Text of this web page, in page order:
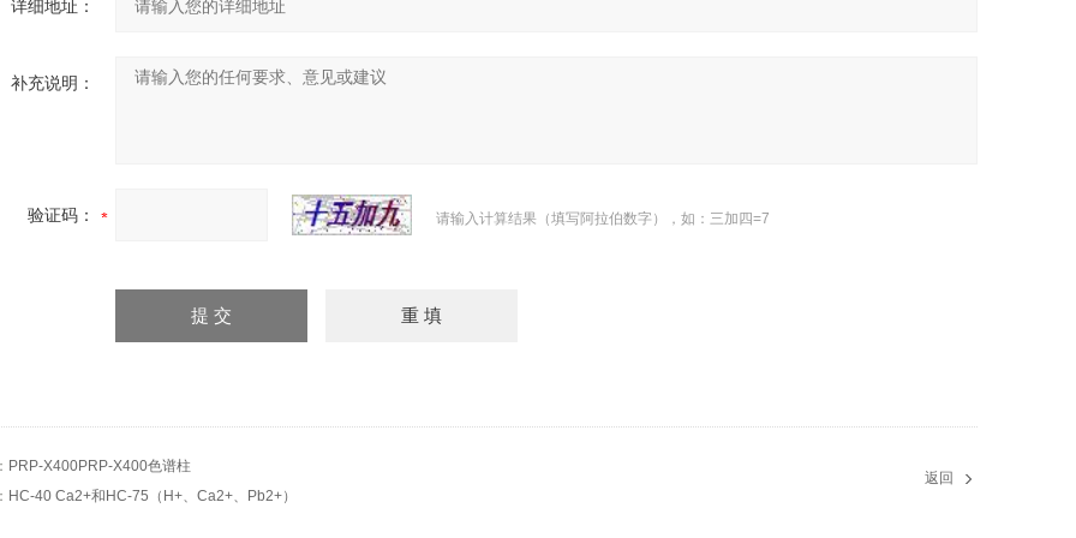
详细地址：
补充说明：
验证码： 请输入计算结果（填写阿拉伯数字），如：三加四=7
PRP-X400PRP-X400色谱柱
HC-40 Ca2+和HC-75（H+、Ca2+、Pb2+）
返回